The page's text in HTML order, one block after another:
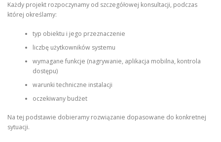
Każdy projekt rozpoczynamy od szczegółowej konsultacji, podczas
której określamy:
typ obiektu i jego przeznaczenie
liczbę użytkowników systemu
wymagane funkcje (nagrywanie, aplikacja mobilna, kontrola
dostępu)
warunki techniczne instalacji
oczekiwany budżet
Na tej podstawie dobieramy rozwiązanie dopasowane do konkretnej
sytuacji.